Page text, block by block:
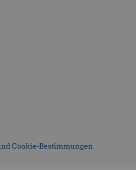
Cookie-Bestimmungen